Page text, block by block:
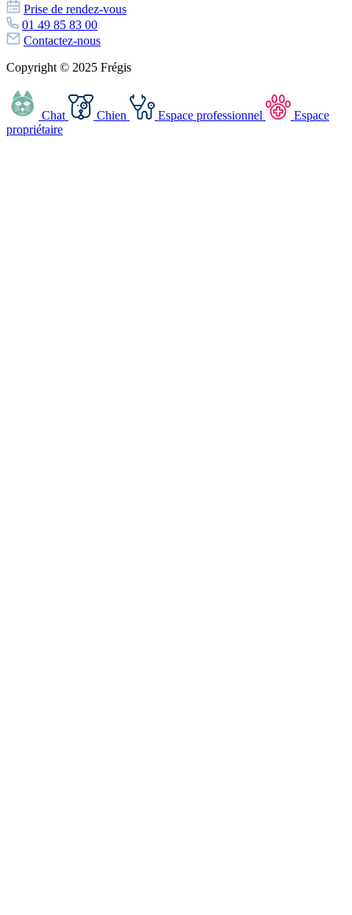
Prise de rendez-vous
01 49 85 83 00
Contactez-nous
Copyright © 2025 Frégis
Chat Chien Espace professionnel
Espace
propriétaire